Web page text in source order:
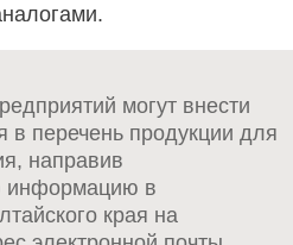
могут внести
в перечень продукции для
направив
информацию в
края на